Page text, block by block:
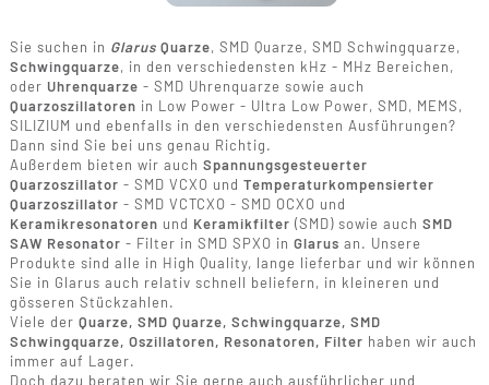
Sie suchen in Glarus Quarze, SMD Quarze, SMD Schwingquarze,
Schwingquarze, in den verschiedensten kHz - MHz Bereichen,
oder Uhrenquarze - SMD Uhrenquarze sowie auch
Quarzoszillatoren in Low Power - Ultra Low Power, SMD, MEMS,
SILIZIUM und ebenfalls in den verschiedensten Ausführungen?
Dann sind Sie bei uns genau Richtig.
Außerdem bieten wir auch Spannungsgesteuerter
Quarzoszillator - SMD VCXO und Temperaturkompensierter
Quarzoszillator - SMD VCTCXO - SMD OCXO und
Keramikresonatoren und Keramikfilter (SMD) sowie auch SMD
SAW Resonator - Filter in SMD SPXO in Glarus an. Unsere
Produkte sind alle in High Quality, lange lieferbar und wir können
Sie in Glarus auch relativ schnell beliefern, in kleineren und
gösseren Stückzahlen.
Viele der Quarze, SMD Quarze, Schwingquarze, SMD
Schwingquarze, Oszillatoren, Resonatoren, Filter haben wir auch
immer auf Lager.
Doch dazu beraten wir Sie gerne auch ausführlicher und